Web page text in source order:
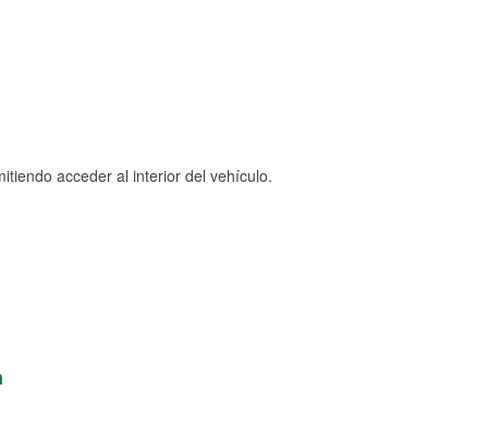
acceder al interior del vehículo.